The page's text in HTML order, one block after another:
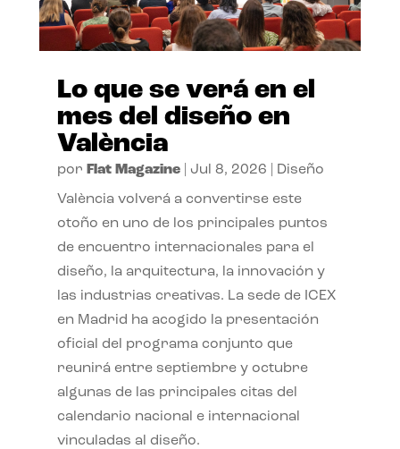
Lo que se verá en el
mes del diseño en
València
por Flat Magazine| Jul 8, 2026 Diseño
València volverá a convertirse este
otoño en uno de los principales puntos
de encuentro internacionales para el
diseño, la arquitectura, la innovación y
las industrias creativas. La sede de ICEX
en Madrid ha acogido la presentación
oficial del programa conjunto que
reunirá entre septiembre y octubre
algunas de las principales citas del
calendario nacional e internacional
vinculadas al diseño.